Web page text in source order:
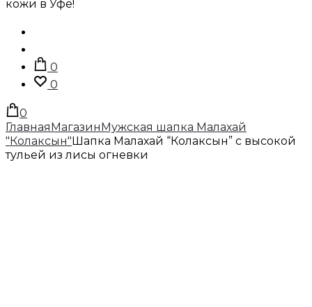
кожи в Уфе!
запись
0
0
0
ГлавнаяМагазинМужская шапка Малахай
"Колаксын"Шапка Малахай “Колаксын” с высокой
тульей из лисы огневки